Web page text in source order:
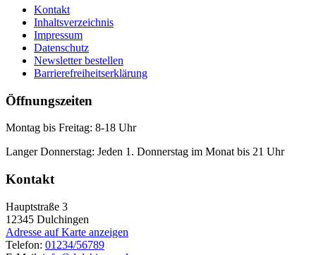
Kontakt
Inhaltsverzeichnis
Impressum
Datenschutz
Newsletter bestellen
Barrierefreiheitserklärung
Öffnungszeiten
Montag bis Freitag: 8-18 Uhr
Langer Donnerstag: Jeden 1. Donnerstag im Monat bis 21 Uhr
Kontakt
Hauptstraße 3
12345 Dulchingen
Adresse auf Karte anzeigen
Telefon: 01234/56789